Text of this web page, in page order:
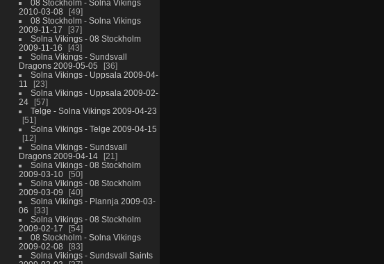
08 Stockholm - Solna Vikings
2010-03-08
49
08 Stockholm - Solna Vikings
2009-11-17
37
Solna Vikings - 08 Stockholm
2009-11-16
43
Solna Vikings - Sundsvall
Dragons 2009-05-05
36
Solna Vikings - Uppsala 2009-04-
11
23
Solna Vikings - Uppsala 2009-02-
24
57
Telge - Solna Vikings 2009-04-23
51
Solna Vikings - Telge 2009-04-15
12
Solna Vikings - Sundsvall
Dragons 2009-04-14
21
Solna Vikings - 08 Stockholm
2009-03-10
50
Solna Vikings - 08 Stockholm
2009-03-09
40
Solna Vikings - Plannja 2009-03-
06
33
Solna Vikings - 08 Stockholm
2009-02-17
54
08 Stockholm - Solna Vikings
2009-02-08
83
Solna Vikings - Sundsvall Saints